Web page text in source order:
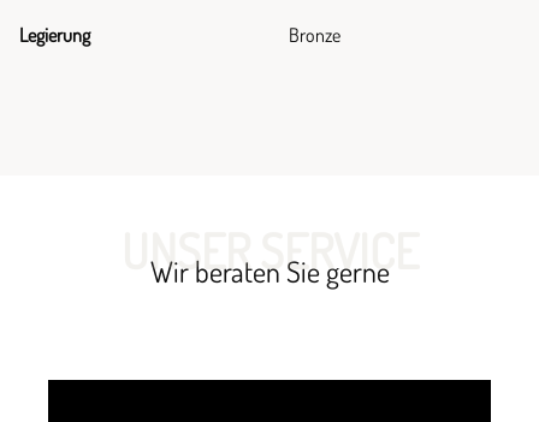
Legierung Bronze
UNSER SERVICE
Wir beraten Sie gerne